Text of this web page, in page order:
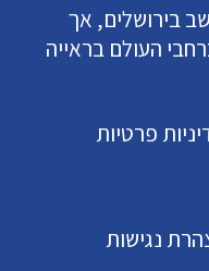
בירושלים, אך
העולם בראייה
פרטיות
נגישות